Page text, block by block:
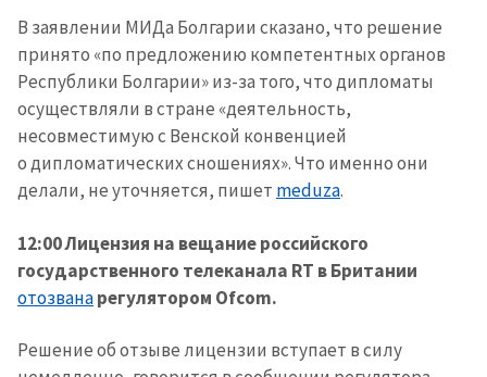
В заявлении МИДа Болгарии сказано, что решение
принято «по предложению компетентных органов
Республики Болгарии» из-за того, что дипломаты
осуществляли в стране «деятельность,
несовместимую с Венской конвенцией
о дипломатических сношениях». Что именно они
делали, не уточняется, пишет meduza.
12:00 Лицензия на вещание российского
государственного телеканала RT в Британии
отозванарегулятором Ofcom.
Решение об отзыве лицензии вступает в силу